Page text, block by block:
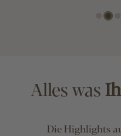
Alles was
Die Highlights